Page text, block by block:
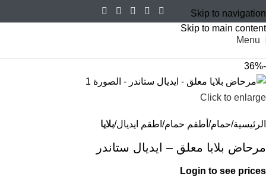
Skip to navigation
Skip to main content
Menu
-36%
Click to enlarge
الرئيسية حمام أطقم حمام اطقم ايديال بلايا
مرحاض بلايا معلق – ايديال ستاندر
Login to see prices